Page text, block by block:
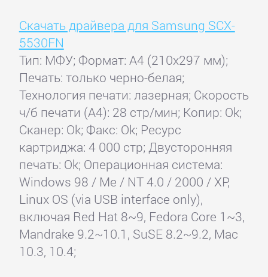
Скачать драйвера для Samsung SCX-
5530FN
Тип: МФУ; Формат: A4 (210x297 мм);
Печать: только черно-белая;
Технология печати: лазерная; Скорость
ч/б печати (А4): 28 стр/мин; Копир: Ok;
Сканер: Ok; Факс: Ok; Ресурс
картриджа: 4 000 стр; Двусторонняя
печать: Ok; Операционная система:
Windows 98 / Me / NT 4.0 / 2000 / XP,
Linux OS (via USB interface only),
включая Red Hat 8~9, Fedora Core 1~3,
Mandrake 9.2~10.1, SuSE 8.2~9.2, Mac
10.3, 10.4;